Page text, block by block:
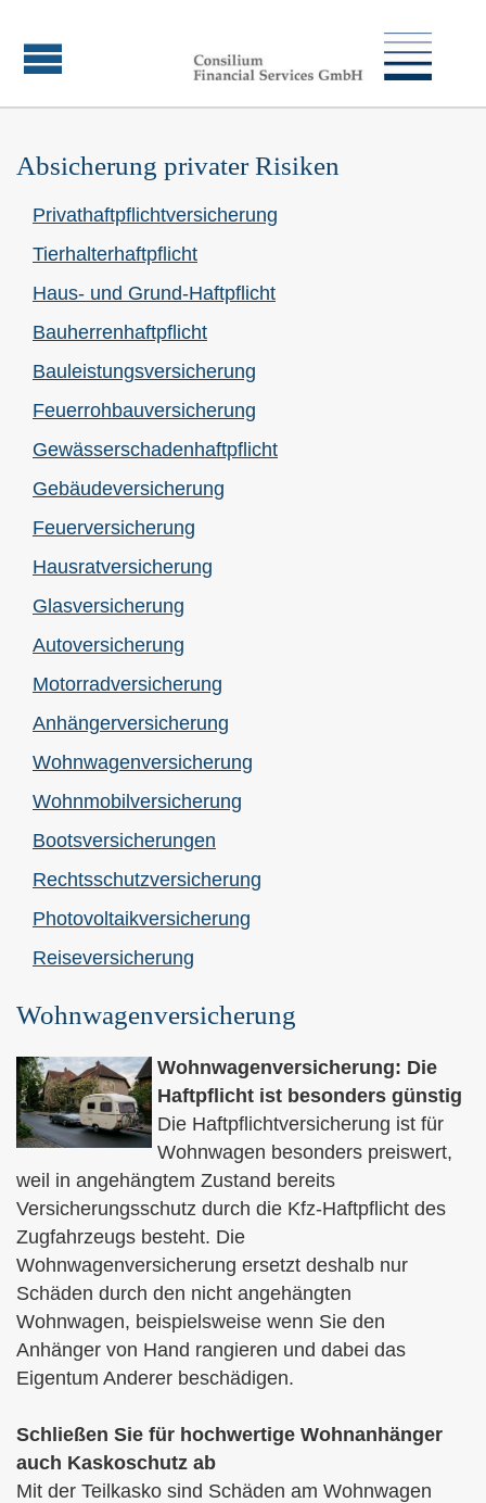
Absicherung privater Risiken
Privathaftpflichtversicherung
Tierhalterhaftpflicht
Haus- und Grund-Haft­pflicht
Bau­herren­haft­pflicht
Bauleistungsversicherung
Feuerrohbauversicherung
Gewässerschadenhaftpflicht
Ge­bäude­ver­si­che­rung
Feuerversicherung
Haus­rat­ver­si­che­rung
Glasversicherung
Auto­ver­si­che­rung
Motor­rad­ver­sicherung
Anhängerversicherung
Wohnwagenversicherung
Wohnmobilversicherung
Bootsversicherungen
Rechts­schutz­ver­si­che­rung
Photo­voltaik­ver­si­che­rung
Reiseversicherung
Wohnwagenversicherung
Wohnwagenversicherung: Die
Haft­pflicht ist besonders günstig
Die Haft­pflichtversicherung ist für
Wohnwagen besonders preiswert,
weil in angehängtem Zustand bereits
Versicherungsschutz durch die Kfz-Haft­pflicht des
Zugfahrzeugs besteht. Die
Wohnwagenversicherung ersetzt deshalb nur
Schäden durch den nicht angehängten
Wohnwagen, beispielsweise wenn Sie den
Anhänger von Hand rangieren und dabei das
Eigentum Anderer beschädigen.
Schließen Sie für hochwertige Wohnanhänger
auch Kaskoschutz ab
Mit der Teilkasko sind Schäden am Wohnwagen